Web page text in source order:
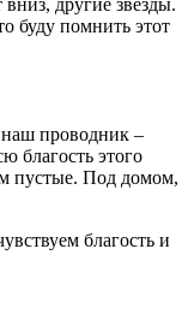
буду помнить этот
наш проводник –
благость этого
пустые. Под домом,
благость и